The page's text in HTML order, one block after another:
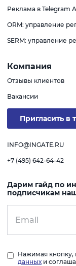
Реклама в Telegram
ORM: управление
SERM: управление
Компания
Отзывы клиентов
Вакансии
Пригласить в
INFO@INGATE.RU
+7 (495) 642-64-42
Дарим гайд по
подписчикам
Нажимая кнопку,
данных и